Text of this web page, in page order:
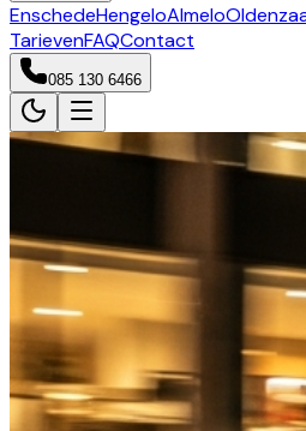
EnschedeHengeloAlmelo
TarievenFAQContact
085 130 6466